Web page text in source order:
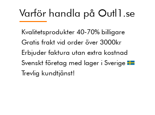
Varför handla på Outl1.se
Kvalitetsprodukter 40-70% billigare
Gratis frakt vid order över 3000kr
Erbjuder faktura utan extra kostnad
Svenskt företag med lager i Sverige
Trevlig kundtjänst!